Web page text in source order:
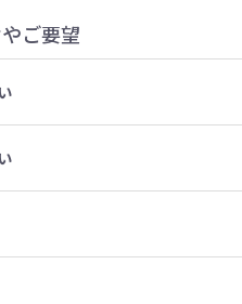
ご要望